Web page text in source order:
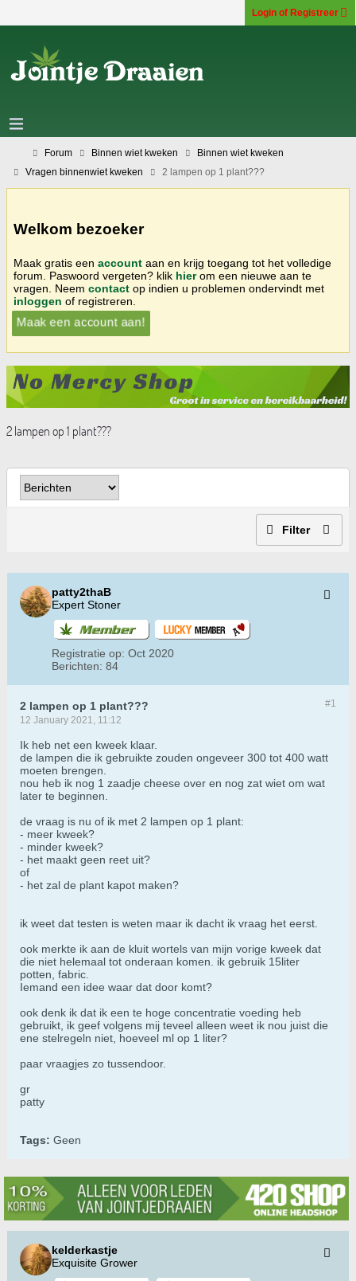
Login of Registreer
Forum Binnen wiet kweken
Binnen wiet kweken
Vragen binnenwiet kweken
2 lampen op 1 plant???
Welkom bezoeker
Maak gratis een account aan en krijg toegang tot het volledige
forum. Paswoord vergeten? klik hierom een nieuwe aan te
vragen. Neem contact op indien u problemen ondervindt met
inloggen of registreren.
Maak een account aan!
2 lampen op 1 plant???
Filter
patty2thaB
Expert Stoner
Registratie op: Oct 2020
Berichten: 84
#1
2 lampen op 1 plant???
12 January 2021, 11:12
Ik heb net een kweek klaar.
de lampen die ik gebruikte zouden ongeveer 300 tot 400 watt
moeten brengen.
nou heb ik nog 1 zaadje cheese over en nog zat wiet om wat
later te beginnen.
de vraag is nu of ik met 2 lampen op 1 plant:
- meer kweek?
- minder kweek?
- het maakt geen reet uit?
of
- het zal de plant kapot maken?
ik weet dat testen is weten maar ik dacht ik vraag het eerst.
ook merkte ik aan de kluit wortels van mijn vorige kweek dat
die niet helemaal tot onderaan komen. ik gebruik 15liter
potten, fabric.
Iemand een idee waar dat door komt?
ook denk ik dat ik een te hoge concentratie voeding heb
gebruikt, ik geef volgens mij teveel alleen weet ik nou juist die
ene stelregeln niet, hoeveel ml op 1 liter?
paar vraagjes zo tussendoor.
gr
patty
Tags: Geen
kelderkastje
Exquisite Grower